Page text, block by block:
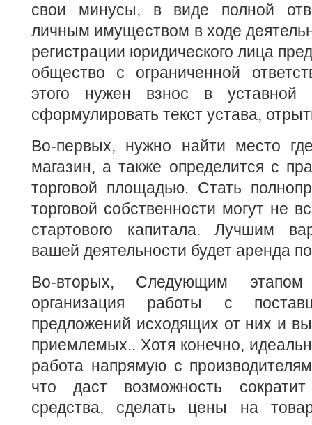
свои минусы, в виде полной
личным имуществом в ходе
регистрации юридического лица
общество с ограниченной
этого нужен взнос в уставной
сформулировать текст устава,
Во-первых, нужно найти место
магазин, а также определится с
торговой площадью. Стать
торговой собственности могут не
стартового капитала. Лучшим
вашей деятельности будет аренда
Во-вторых, Следующим
организация работы с
предложений исходящих от них и
приемлемых.. Хотя конечно,
работа напрямую с
что даст возможность
средства, сделать цены на